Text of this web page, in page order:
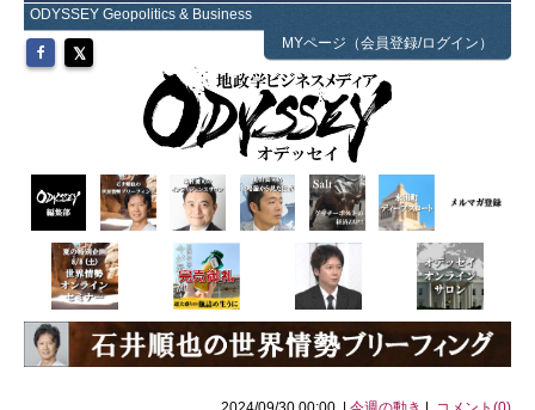
ODYSSEY Geopolitics & Business
MYページ（会員登録/ログイン）